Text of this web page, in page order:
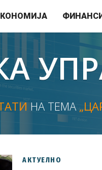
НА ТЕМА
АКТУЕЛНО